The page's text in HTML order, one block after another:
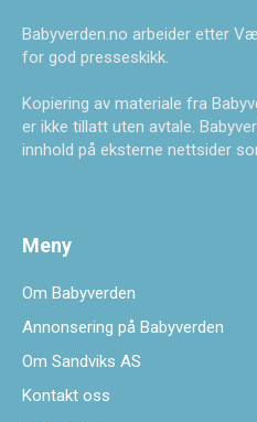
Babyverden.no arbeider etter
for god presseskikk.
Kopiering av materiale fra
er ikke tillatt uten avtale.
innhold på eksterne nettsider
Meny
Om Babyverden
Annonsering på Babyverden
Om Sandviks AS
Kontakt oss